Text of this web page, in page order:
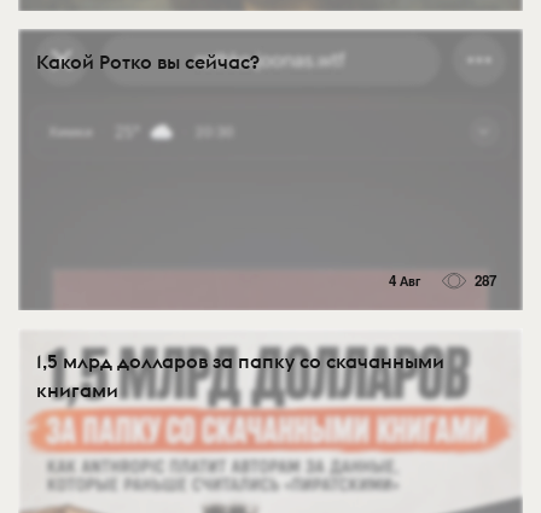
Какой Ротко вы сейчас?
4 Авг 287
1,5 млрд долларов за папку со скачанными
книгами